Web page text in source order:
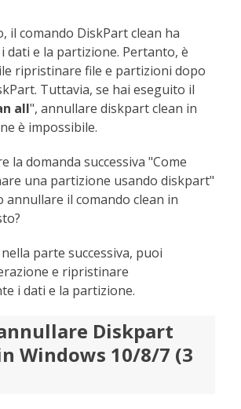
il comando DiskPart clean ha
dati e la partizione. Pertanto, è
ripristinare file e partizioni dopo
Tuttavia, se hai eseguito il
all", annullare diskpart clean in
è impossibile.
la domanda successiva "Come
una partizione usando diskpart"
annullare il comando clean in
parte successiva, puoi
e ripristinare
i dati e la partizione.
Diskpart
Windows 10/8/7 (3